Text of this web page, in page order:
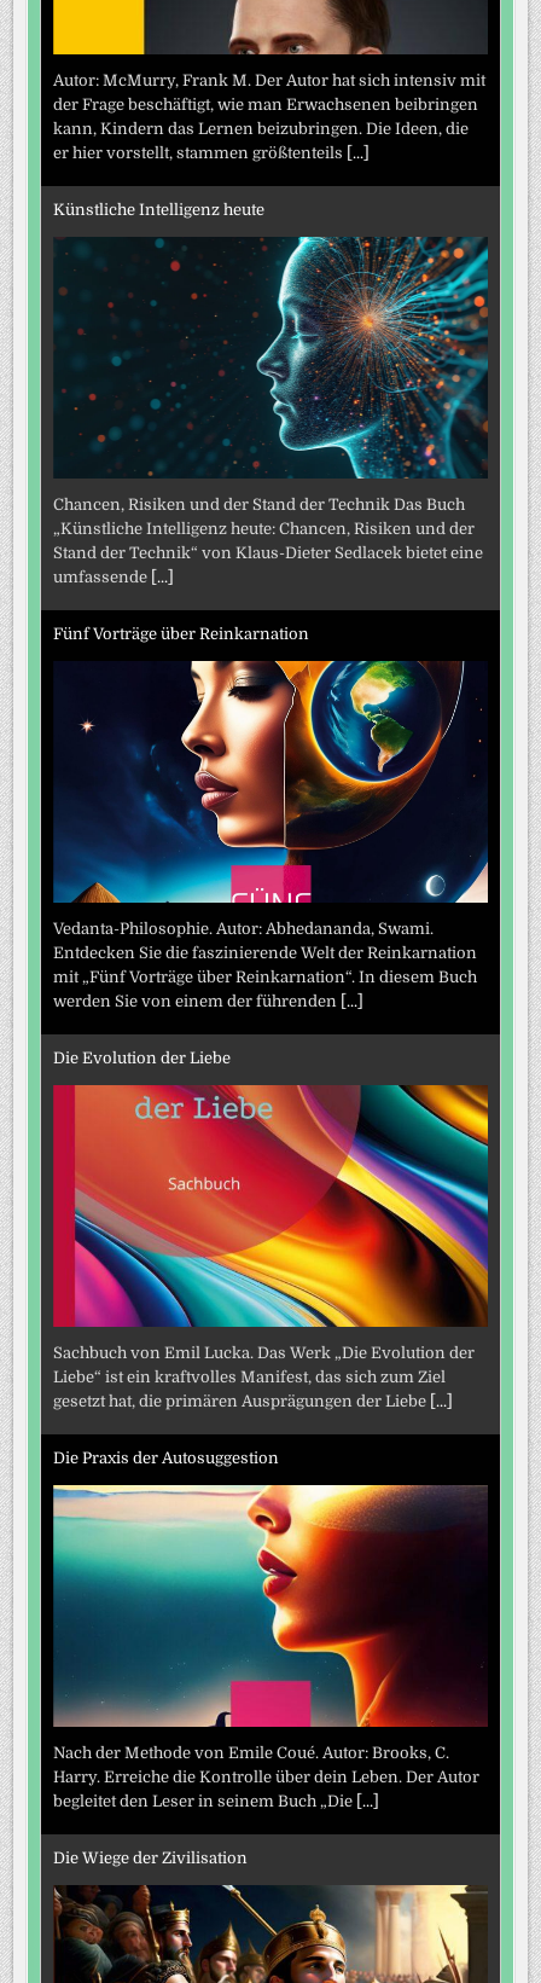
Autor: McMurry, Frank M. Der Autor hat sich intensiv mit
der Frage beschäftigt, wie man Erwachsenen beibringen
kann, Kindern das Lernen beizubringen. Die Ideen, die
er hier vorstellt, stammen größtenteils [...]
Künstliche Intelligenz heute
Chancen, Risiken und der Stand der Technik Das Buch
„Künstliche Intelligenz heute: Chancen, Risiken und der
Stand der Technik“ von Klaus-Dieter Sedlacek bietet eine
umfassende [...]
Fünf Vorträge über Reinkarnation
Vedanta-Philosophie. Autor: Abhedananda, Swami.
Entdecken Sie die faszinierende Welt der Reinkarnation
mit „Fünf Vorträge über Reinkarnation“. In diesem Buch
werden Sie von einem der führenden [...]
Die Evolution der Liebe
Sachbuch von Emil Lucka. Das Werk „Die Evolution der
Liebe“ ist ein kraftvolles Manifest, das sich zum Ziel
gesetzt hat, die primären Ausprägungen der Liebe [...]
Die Praxis der Autosuggestion
Nach der Methode von Emile Coué. Autor: Brooks, C.
Harry. Erreiche die Kontrolle über dein Leben. Der Autor
begleitet den Leser in seinem Buch „Die [...]
Die Wiege der Zivilisation